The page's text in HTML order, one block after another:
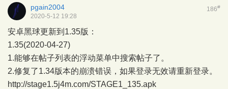
186#
pgain2004
2020-5-12 19:28
安卓黑球更新到1.35版：
1.35(2020-04-27)
1.能够在帖子列表的浮动菜单中搜索帖子了。
2.修复了1.34版本的崩溃错误，如果登录无效请重新登录。
http://stage1.5j4m.com/STAGE1_135.apk